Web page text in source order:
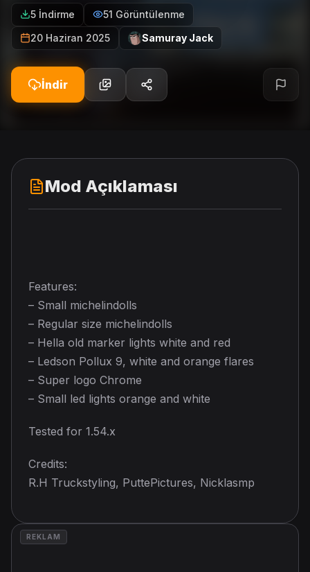
5 İndirme
51 Görüntülenme
20 Haziran 2025
Samuray Jack
İndir
Mod Açıklaması
Features:
– Small michelindolls
– Regular size michelindolls
– Hella old marker lights white and red
– Ledson Pollux 9, white and orange flares
– Super logo Chrome
– Small led lights orange and white
Tested for 1.54.x
Credits:
R.H Truckstyling, PuttePictures, Nicklasmp
REKLAM